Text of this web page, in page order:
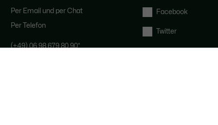
Per Email und per Chat
Per Telefon
(+49) 06 98 679 80 90*
Facebook
Twitter